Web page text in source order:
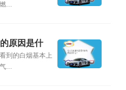
...
原因是什
到的白烟基本上
...